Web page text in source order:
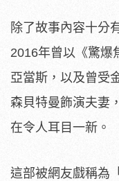
除了故事內容十分
2016年曾以《驚爆
亞當斯，以及曾受
森貝特曼飾演夫妻
在令人耳目一新。
這部被網友戲稱為